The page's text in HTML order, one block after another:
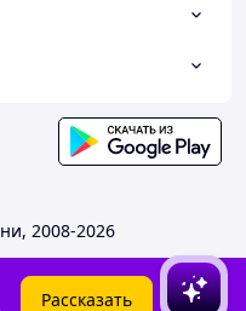
2008-2026
Рассказать